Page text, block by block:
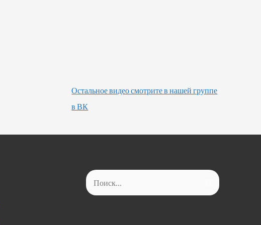
Остальное видео смотрите в нашей группе
в ВК